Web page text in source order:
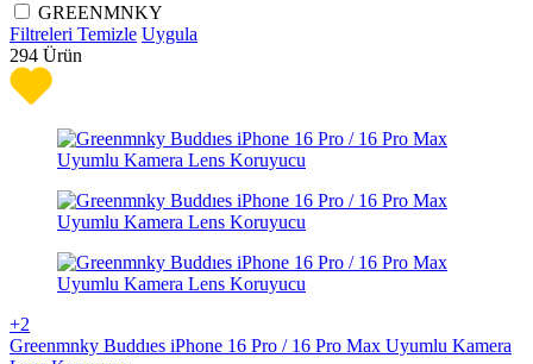
GREENMNKY
Filtreleri Temizle Uygula
294 Ürün
+2
Greenmnky Buddıes iPhone 16 Pro / 16 Pro Max Uyumlu Kamera